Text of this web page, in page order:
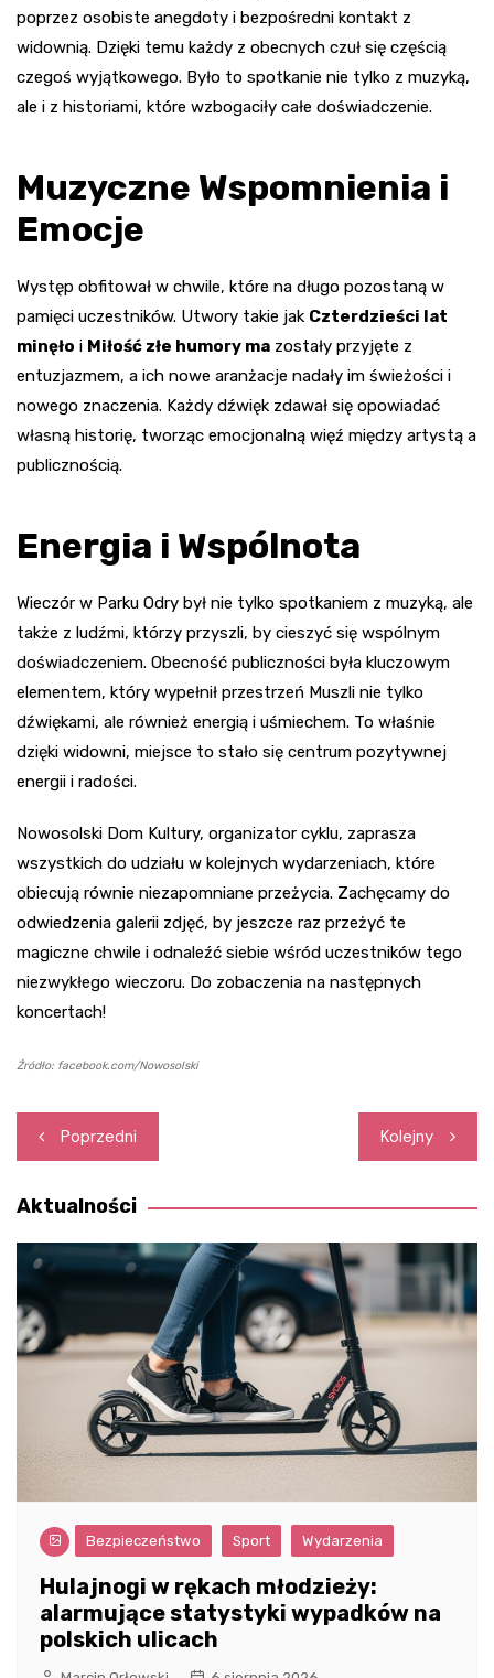
poprzez osobiste anegdoty i bezpośredni kontakt z
widownią. Dzięki temu każdy z obecnych czuł się częścią
czegoś wyjątkowego. Było to spotkanie nie tylko z muzyką,
ale i z historiami, które wzbogaciły całe doświadczenie.
Muzyczne Wspomnienia i
Emocje
Występ obfitował w chwile, które na długo pozostaną w
pamięci uczestników. Utwory takie jak Czterdzieści lat
minęło i Miłość złe humory ma zostały przyjęte z
entuzjazmem, a ich nowe aranżacje nadały im świeżości i
nowego znaczenia. Każdy dźwięk zdawał się opowiadać
własną historię, tworząc emocjonalną więź między artystą a
publicznością.
Energia i Wspólnota
Wieczór w Parku Odry był nie tylko spotkaniem z muzyką, ale
także z ludźmi, którzy przyszli, by cieszyć się wspólnym
doświadczeniem. Obecność publiczności była kluczowym
elementem, który wypełnił przestrzeń Muszli nie tylko
dźwiękami, ale również energią i uśmiechem. To właśnie
dzięki widowni, miejsce to stało się centrum pozytywnej
energii i radości.
Nowosolski Dom Kultury, organizator cyklu, zaprasza
wszystkich do udziału w kolejnych wydarzeniach, które
obiecują równie niezapomniane przeżycia. Zachęcamy do
odwiedzenia galerii zdjęć, by jeszcze raz przeżyć te
magiczne chwile i odnaleźć siebie wśród uczestników tego
niezwykłego wieczoru. Do zobaczenia na następnych
koncertach!
Źródło: facebook.com/Nowosolski
Nawigacja
wpisu
Poprzedni Kolejny
Aktualności
Bezpieczeństwo Sport Wydarzenia
Hulajnogi w rękach młodzieży:
alarmujące statystyki wypadków na
polskich ulicach